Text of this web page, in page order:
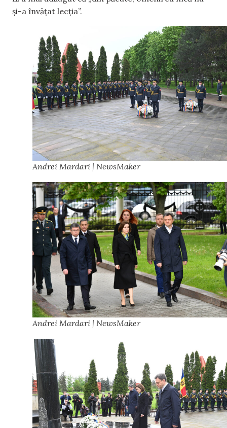
și-a învățat lecția”.
Andrei Mardari | NewsMaker
Andrei Mardari | NewsMaker